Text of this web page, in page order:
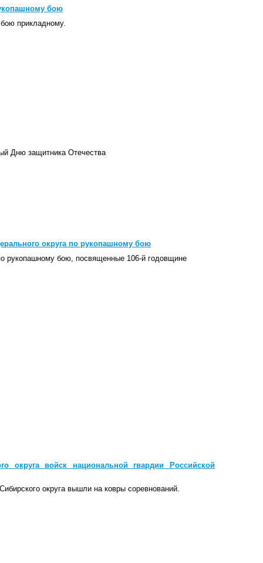
бою
прикладному.
Дню защитника Отечества
округа по рукопашному бою
рукопашному бою, посвященные 106-й годовщине
округа войск национальной гвардии Российской
округа вышли на ковры соревнований.